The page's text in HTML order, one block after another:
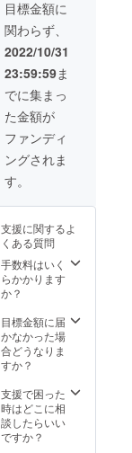
成でき
ず、リ
ターン
を発送
するこ
とがで
きませ
んので
必ずご
入力を
お願い
いたし
サイズ
でリ
ターン
をご希
望の方
は、リ
プショ
ンから
カ
等をお
選びく
ださ
い。
くメッ
セージ
より、
アン
ケート
にて支
援ID・
カ
ラー・
サイズ
等を入
入力が
ません
と、ご
希望の
靴が作
成でき
ターン
を発送
するこ
とがで
んので
必ずご
入力を
お願い
目標金額に
関わらず、
2022/10/31
23:59:59ま
でに集まっ
た金額が
ファンディ
ングされま
す。
支援に関するよ
くある質問
手数料はいく
らかかります
か？
目標金額に届
かなかった場
合どうなりま
すか？
支援で困った
時はどこに相
談したらいい
ですか？